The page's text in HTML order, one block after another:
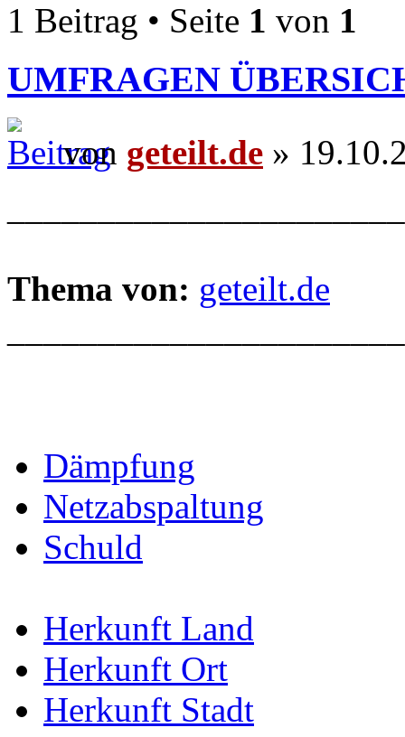
1 Beitrag • Seite 1 von 1
UMFRAGEN
von geteilt.de »
Thema von: geteilt.de
Dämpfung
Netzabspaltung
Schuld
Herkunft Land
Herkunft Ort
Herkunft Stadt